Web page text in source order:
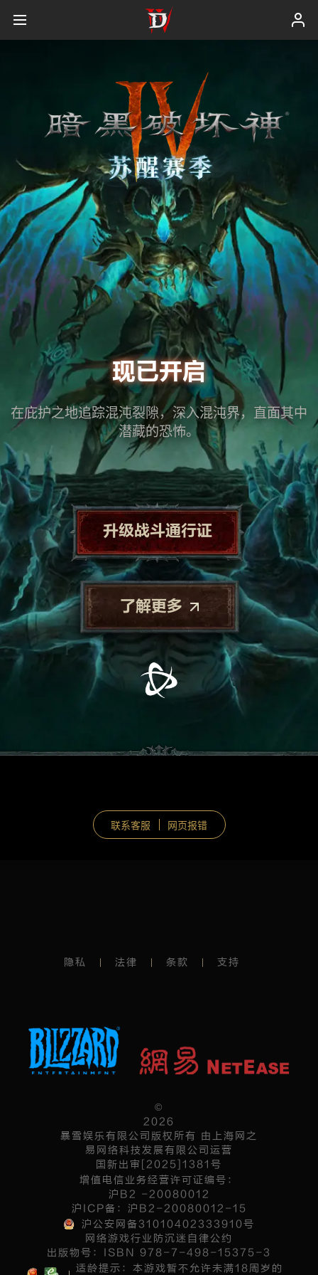
现已开启
在庇护之地追踪混沌裂隙，深入混沌界，直面其中
潜藏的恐怖。
升级战斗通行证
了解更多
联系客服 网页报错
隐私 法律 条款 支持
©
2026
暴雪娱乐有限公司版权所有 由上海网之
易网络科技发展有限公司运营
国新出审[2025]1381号
增值电信业务经营许可证编号：
沪B2 -20080012
沪ICP备：沪B2-20080012-15
沪公安网备31010402333910号
网络游戏行业防沉迷自律公约
出版物号：ISBN 978-7-498-15375-3
适龄提示：本游戏暂不允许未满18周岁的